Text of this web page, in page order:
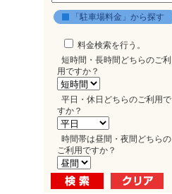
「駐車場料金」から探す
料金検索を行う。
短時間・長時間どちらのご利
用ですか？
平日・休日どちらのご利用で
すか？
時間帯は昼間・夜間どちらの
ご利用ですか？